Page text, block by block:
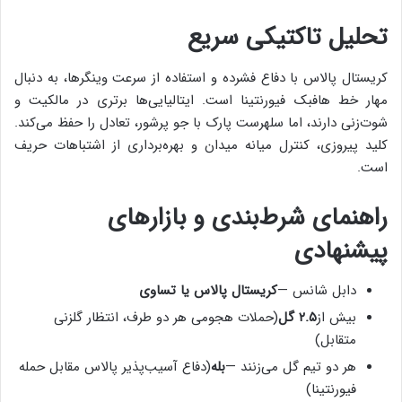
تحلیل تاکتیکی سریع
کریستال پالاس با دفاع فشرده و استفاده از سرعت وینگرها، به دنبال
مهار خط هافبک فیورنتینا است. ایتالیایی‌ها برتری در مالکیت و
شوت‌زنی دارند، اما سلهرست پارک با جو پرشور، تعادل را حفظ می‌کند.
کلید پیروزی، کنترل میانه میدان و بهره‌برداری از اشتباهات حریف
است.
راهنمای شرط‌بندی و بازار‌های
پیشنهادی
دابل شانس —کریستال پالاس یا تساوی
بیش از۲.۵ گل
(حملات هجومی هر دو طرف، انتظار گلزنی
متقابل)
هر دو تیم گل می‌زنند —بله(دفاع آسیب‌پذیر پالاس مقابل حمله
فیورنتینا)